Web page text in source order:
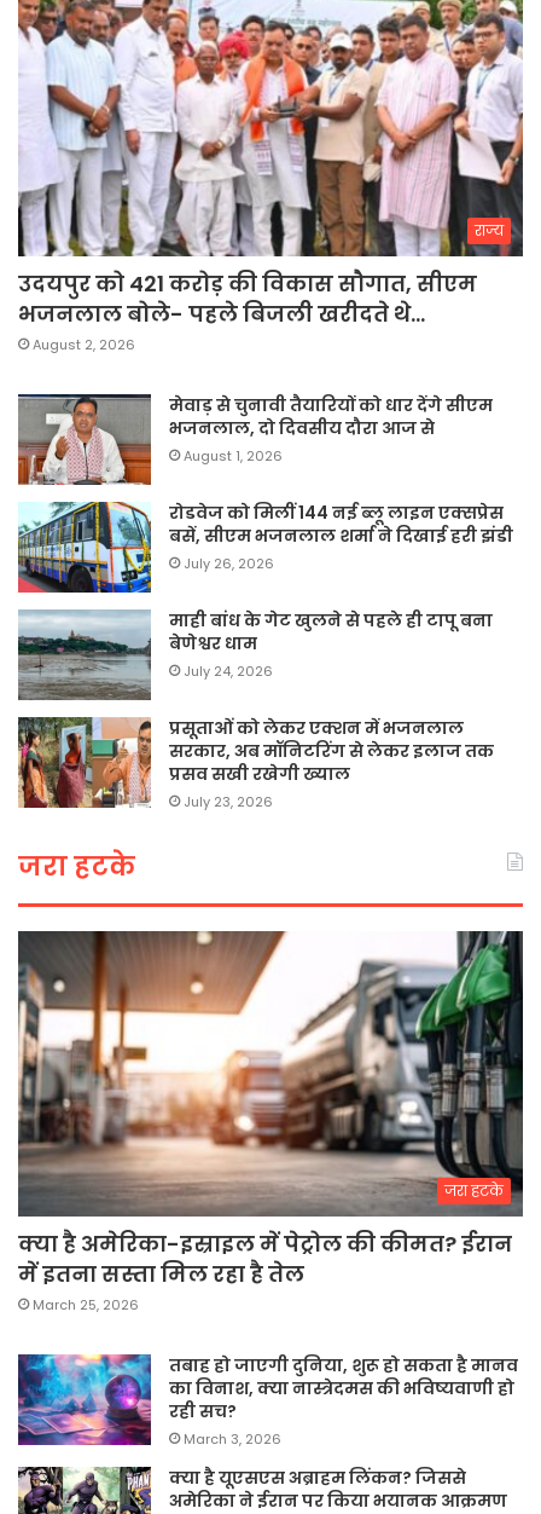
राज्य
उदयपुर को 421 करोड़ की विकास सौगात, सीएम
भजनलाल बोले- पहले बिजली खरीदते थे…
August 2, 2026
मेवाड़ से चुनावी तैयारियों को धार देंगे सीएम
भजनलाल, दो दिवसीय दौरा आज से
August 1, 2026
रोडवेज को मिलीं 144 नई ब्लू लाइन एक्सप्रेस
बसें, सीएम भजनलाल शर्मा ने दिखाई हरी झंडी
July 26, 2026
माही बांध के गेट खुलने से पहले ही टापू बना
बेणेश्वर धाम
July 24, 2026
प्रसूताओं को लेकर एक्शन में भजनलाल
सरकार, अब मॉनिटरिंग से लेकर इलाज तक
प्रसव सखी रखेगी ख्याल
July 23, 2026
जरा हटके
जरा हटके
क्या है अमेरिका-इस्राइल में पेट्रोल की कीमत? ईरान
में इतना सस्ता मिल रहा है तेल
March 25, 2026
तबाह हो जाएगी दुनिया, शुरू हो सकता है मानव
का विनाश, क्या नास्त्रेदमस की भविष्यवाणी हो
रही सच?
March 3, 2026
क्या है यूएसएस अब्राहम लिंकन? जिससे
अमेरिका ने ईरान पर किया भयानक आक्रमण